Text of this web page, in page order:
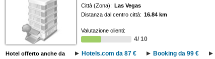
Città (Zona): Las Vegas
Distanza dal centro città: 16.84 km
Valutazione clienti:
4/ 10
Hotel offerto anche da Hotels.com da 87 € Booking da 99 €